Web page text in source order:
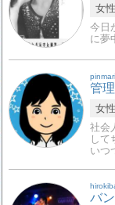
女性
今日
に夢
管
女性
社会
して
いつ
バ